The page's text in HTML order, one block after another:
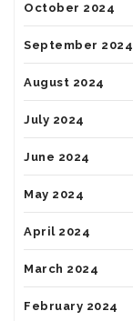
October 2024
September 2024
August 2024
July 2024
June 2024
May 2024
April 2024
March 2024
February 2024